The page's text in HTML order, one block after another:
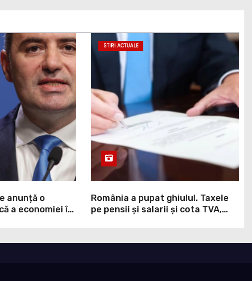
anunță o
a economiei în
STIRI ACTUALE
România a pupat ghiulul. Taxele
pe pensii și salarii și cota TVA,
aprilie / DOCUMENT